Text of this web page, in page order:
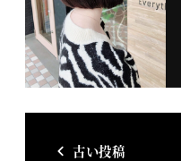
古い投稿